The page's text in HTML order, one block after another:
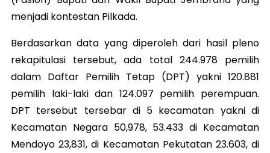
menjadi kontestan Pilkada.
Berdasarkan data yang diperoleh dari hasil pleno
rekapitulasi tersebut, ada total 244.978 pemilih
dalam Daftar Pemilih Tetap (DPT) yakni 120.881
pemilih laki-laki dan 124.097 pemilih perempuan.
DPT tersebut tersebar di 5 kecamatan yakni di
Kecamatan Negara 50,978, 53.433 di Kecamatan
Mendoyo 23,831, di Kecamatan Pekutatan 23.603, di